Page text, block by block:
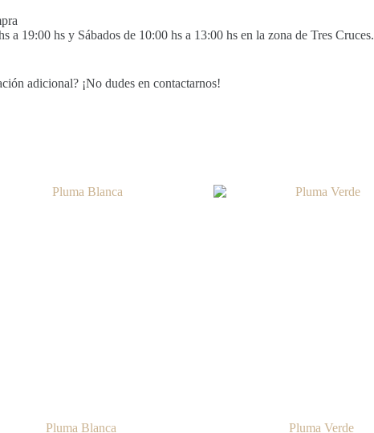
a 19:00 hs y Sábados de 10:00 hs a 13:00 hs en la zona de Tres Cruces.
adicional? ¡No dudes en contactarnos!
Pluma Blanca Pluma Verde